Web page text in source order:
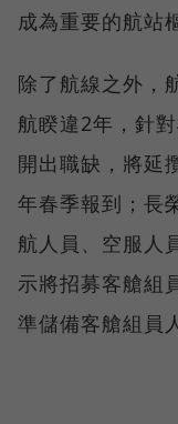
成為重要的航站
除了航線之外，
航睽違2年，針
開出職缺，將延
年春季報到；長
航人員、空服人
示將招募客艙組
準儲備客艙組員